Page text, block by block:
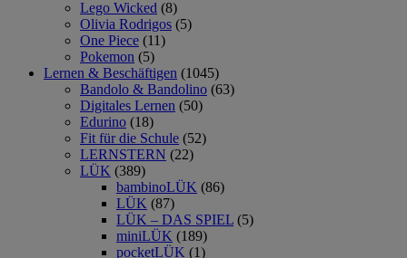
Lego Wicked (8)
Olivia Rodrigos (5)
One Piece (11)
Pokemon (5)
Lernen & Beschäftigen (1045)
Bandolo & Bandolino (63)
Digitales Lernen (50)
Edurino (18)
Fit für die Schule (52)
LERNSTERN (22)
LÜK (389)
bambinoLÜK (86)
LÜK (87)
LÜK – DAS SPIEL (5)
miniLÜK (189)
pocketLÜK (1)